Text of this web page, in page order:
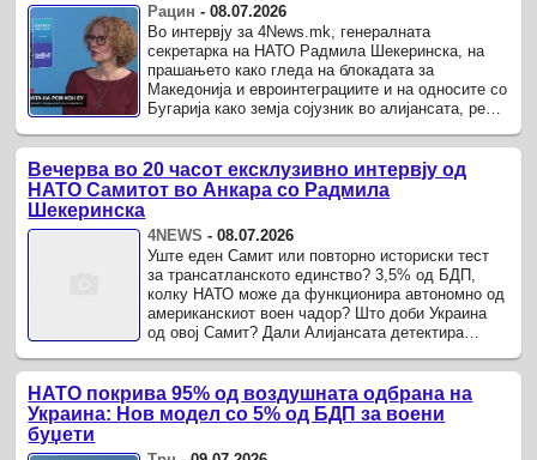
Рацин -08.07.2026
Во интервју за 4News.mk, генералната
секретарка на НАТО Радмила Шекеринска, на
прашањето како гледа на блокадата за
Македонија и евроинтеграциите и на односите со
Бугарија како земја сојузник во алијансата, рече
опфаќаат еден или двајца ...
Вечерва во 20 часот ексклузивно интервју од
НАТО Самитот во Анкара со Радмила
Шекеринска
4NEWS -08.07.2026
Уште еден Самит или повторно историски тест
за трансатланското единство? 3,5% од БДП,
колку НАТО може да функционира автономно од
американскиот воен чадор? Што доби Украина
од овој Самит? Дали Алијансата детектира
евроскептицизмот ...
НАТО покрива 95% од воздушната одбрана на
Украина: Нов модел со 5% од БДП за воени
буџети